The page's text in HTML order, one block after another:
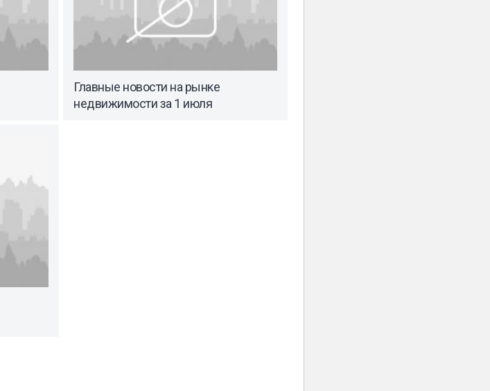
Главные новости на рынке
недвижимости за 1 июля